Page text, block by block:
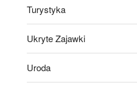
Turystyka
Ukryte Zajawki
Uroda